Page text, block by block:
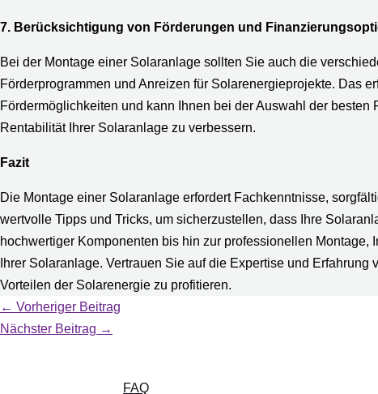
7. Berücksichtigung von Förderungen und
Bei der Montage einer Solaranlage sollten Sie auch die
Förderprogrammen und Anreizen für Solarenergieprojekte. Das
Fördermöglichkeiten und kann Ihnen bei der Auswahl der
Rentabilität Ihrer Solaranlage zu verbessern.
Fazit
Die Montage einer Solaranlage erfordert Fachkenntnisse,
wertvolle Tipps und Tricks, um sicherzustellen, dass Ihre
hochwertiger Komponenten bis hin zur professionellen
Ihrer Solaranlage. Vertrauen Sie auf die Expertise und
Vorteilen der Solarenergie zu profitieren.
← Vorheriger Beitrag
Nächster Beitrag →
FAQ